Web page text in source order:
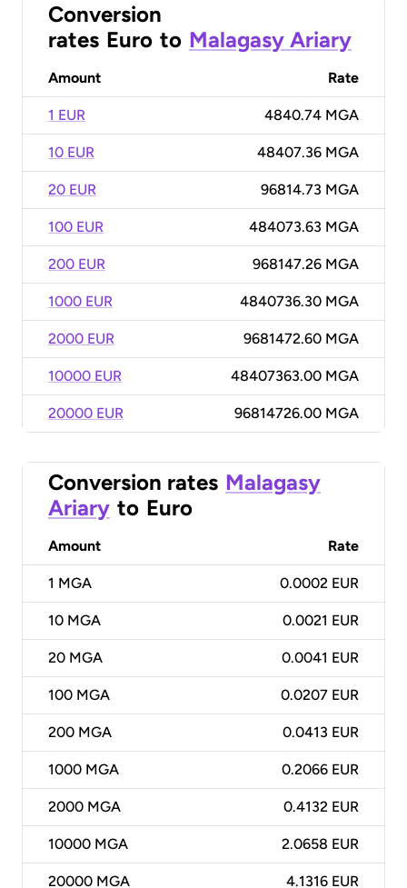
Conversion
rates Euro to Malagasy Ariary
Amount Rate
1 EUR 4840.74 MGA
10 EUR 48407.36 MGA
20 EUR 96814.73 MGA
100 EUR 484073.63 MGA
200 EUR 968147.26 MGA
1000 EUR 4840736.30 MGA
2000 EUR 9681472.60 MGA
10000 EUR 48407363.00 MGA
20000 EUR 96814726.00 MGA
Conversion rates Malagasy
Ariary to Euro
Amount Rate
1 MGA 0.0002 EUR
10 MGA 0.0021 EUR
20 MGA 0.0041 EUR
100 MGA 0.0207 EUR
200 MGA 0.0413 EUR
1000 MGA 0.2066 EUR
2000 MGA 0.4132 EUR
10000 MGA 2.0658 EUR
20000 MGA 4.1316 EUR